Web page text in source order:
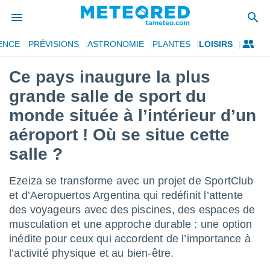
de
a
par
en
PRÉVISIONS ASTRONOMIE PLANTES LOISIRS
Ce pays inaugure la plus
grande salle de sport du
monde située à l’intérieur d’un
aéroport ! Où se situe cette
salle ?
Ezeiza se transforme avec un projet de SportClub
et d’Aeropuertos Argentina qui redéfinit l’attente
des voyageurs avec des piscines, des espaces de
musculation et une approche durable : une option
inédite pour ceux qui accordent de l’importance à
l’activité physique et au bien-être.